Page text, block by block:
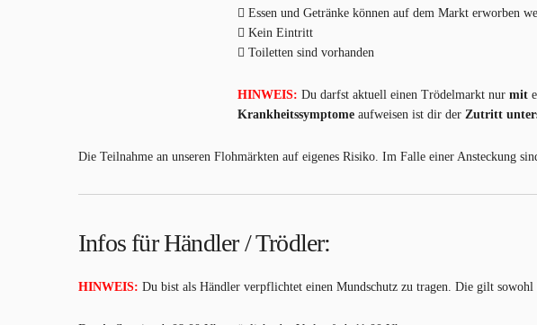
Essen und Getränke können auf dem Markt erworben
Kein Eintritt
Toiletten sind vorhanden
HINWEIS:Du darfst aktuell einen Trödelmarkt nurmit
Krankheitssymptome aufweisen ist dir derZutritt
Die Teilnahme an unseren Flohmärkten auf eigenes Risiko. Im Falle einer Ansteckung
Infos für Händler / Trödler:
HINWEIS: Du bist als Händler verpflichtet einen Mundschutz zu tragen. Die gilt